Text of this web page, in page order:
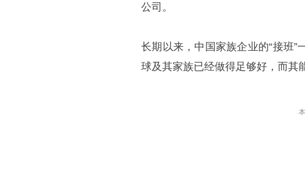
公司。
长期以来，中国家族企业的“接班
球及其家族已经做得足够好，而其